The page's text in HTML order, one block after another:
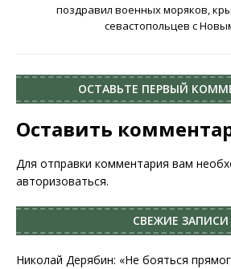
поздравил военных моряков,
севастопольцев с
ОСТАВЬТЕ ПЕРВЫЙ
Оставить
Для отправки комментария вам
авторизоваться.
СВЕЖИЕ ЗАПИСИ
Николай Дерябин: «Не бояться